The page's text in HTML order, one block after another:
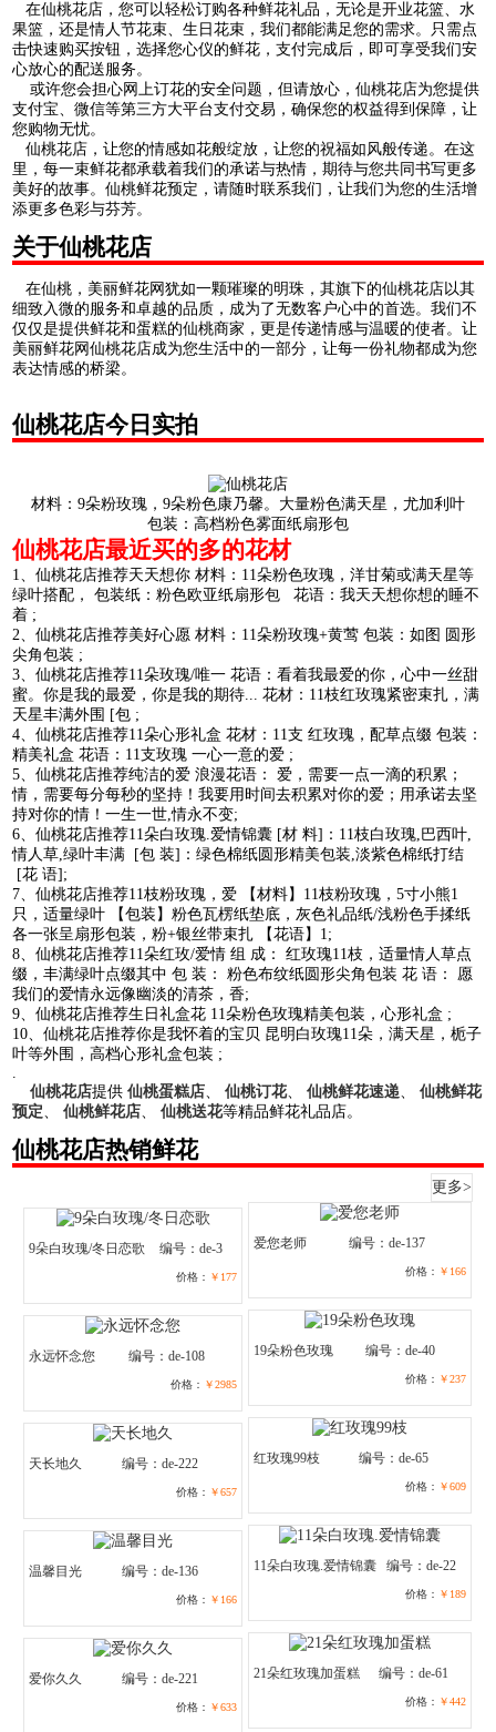
在仙桃花店，您可以轻松订购各种鲜花礼品，无论是开业花篮、水
果篮，还是情人节花束、生日花束，我们都能满足您的需求。只需点
击快速购买按钮，选择您心仪的鲜花，支付完成后，即可享受我们安
心放心的配送服务。
或许您会担心网上订花的安全问题，但请放心，仙桃花店为您提供
支付宝、微信等第三方大平台支付交易，确保您的权益得到保障，让
您购物无忧。
仙桃花店，让您的情感如花般绽放，让您的祝福如风般传递。在这
里，每一束鲜花都承载着我们的承诺与热情，期待与您共同书写更多
美好的故事。仙桃鲜花预定，请随时联系我们，让我们为您的生活增
添更多色彩与芬芳。
关于仙桃花店
在仙桃，美丽鲜花网犹如一颗璀璨的明珠，其旗下的仙桃花店以其
细致入微的服务和卓越的品质，成为了无数客户心中的首选。我们不
仅仅是提供鲜花和蛋糕的仙桃商家，更是传递情感与温暖的使者。让
美丽鲜花网仙桃花店成为您生活中的一部分，让每一份礼物都成为您
表达情感的桥梁。
仙桃花店今日实拍
材料：9朵粉玫瑰，9朵粉色康乃馨。大量粉色满天星，尤加利叶
包装：高档粉色雾面纸扇形包
仙桃花店最近买的多的花材
1、仙桃花店推荐天天想你 材料：11朵粉色玫瑰，洋甘菊或满天星等
绿叶搭配， 包装纸：粉色欧亚纸扇形包 花语：我天天想你想的睡不
着 ;
2、仙桃花店推荐美好心愿 材料：11朵粉玫瑰+黄莺 包装：如图 圆形
尖角包装 ;
3、仙桃花店推荐11朵玫瑰/唯一 花语：看着我最爱的你，心中一丝甜
蜜。你是我的最爱，你是我的期待... 花材：11枝红玫瑰紧密束扎，满
天星丰满外围 [包 ;
4、仙桃花店推荐11朵心形礼盒 花材：11支 红玫瑰，配草点缀 包装：
精美礼盒 花语：11支玫瑰 一心一意的爱 ;
5、仙桃花店推荐纯洁的爱 浪漫花语： 爱，需要一点一滴的积累；
情，需要每分每秒的坚持！我要用时间去积累对你的爱；用承诺去坚
持对你的情！一生一世,情永不变;
6、仙桃花店推荐11朵白玫瑰.爱情锦囊 [材 料]：11枝白玫瑰,巴西叶,
情人草,绿叶丰满 [包 装]：绿色棉纸圆形精美包装,淡紫色棉纸打结
[花 语];
7、仙桃花店推荐11枝粉玫瑰，爱 【材料】11枝粉玫瑰，5寸小熊1
只，适量绿叶 【包装】粉色瓦楞纸垫底，灰色礼品纸/浅粉色手揉纸
各一张呈扇形包装，粉+银丝带束扎 【花语】1;
8、仙桃花店推荐11朵红玫/爱情 组 成： 红玫瑰11枝，适量情人草点
缀，丰满绿叶点缀其中 包 装： 粉色布纹纸圆形尖角包装 花 语： 愿
我们的爱情永远像幽淡的清茶，香;
9、仙桃花店推荐生日礼盒花 11朵粉色玫瑰精美包装，心形礼盒 ;
10、仙桃花店推荐你是我怀着的宝贝 昆明白玫瑰11朵，满天星，栀子
叶等外围，高档心形礼盒包装 ;
.
仙桃花店提供仙桃蛋糕店、仙桃订花、仙桃鲜花速递、仙桃鲜花
预定、仙桃鲜花店、仙桃送花等精品鲜花礼品店。
仙桃花店热销鲜花
更多>
9朵白玫瑰/冬日恋歌 编号：de-3
价格： ￥177
爱您老师 编号：de-137
价格： ￥166
永远怀念您 编号：de-108
价格： ￥2985
19朵粉色玫瑰 编号：de-40
价格： ￥237
天长地久 编号：de-222
价格： ￥657
红玫瑰99枝 编号：de-65
价格： ￥609
温馨目光 编号：de-136
价格： ￥166
11朵白玫瑰.爱情锦囊 编号：de-22
价格： ￥189
爱你久久 编号：de-221
价格： ￥633
21朵红玫瑰加蛋糕 编号：de-61
价格： ￥442